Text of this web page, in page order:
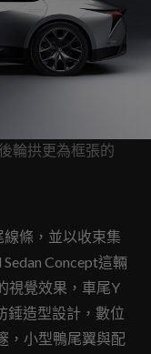
輪拱更為框張的
條，並以收束集
Concept這輛
視覺效果，車尾Y
錘造型設計，數位
，小型鴨尾翼與配